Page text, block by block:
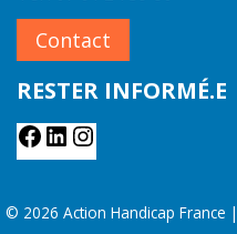
Contact
RESTER INFORMÉ.E
Facebook
LinkedIn
© 2026 Action Handicap France |